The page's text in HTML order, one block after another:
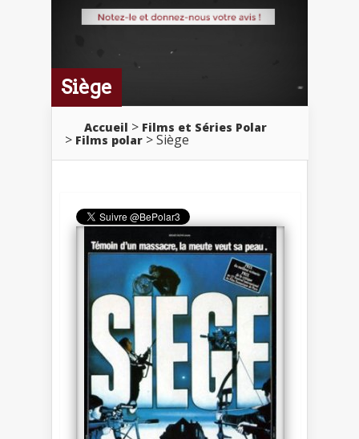
Siège
Accueil
Films et Séries Polar
Films polar
Siège